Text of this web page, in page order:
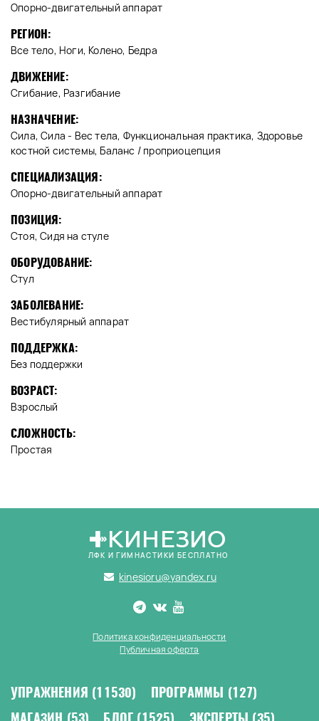
Опорно-двигательный аппарат
РЕГИОН:
Все тело, Ноги, Колено, Бедра
ДВИЖЕНИЕ:
Сгибание, Разгибание
НАЗНАЧЕНИЕ:
Сила, Сила - Вес тела, Функциональная практика, Здоровье
костной системы, Баланс / проприоцепция
СПЕЦИАЛИЗАЦИЯ:
Опорно-двигательный аппарат
ПОЗИЦИЯ:
Стоя, Сидя на стуле
ОБОРУДОВАНИЕ:
Стул
ЗАБОЛЕВАНИЕ:
Вестибулярный аппарат
ПОДДЕРЖКА:
Без поддержки
ВОЗРАСТ:
Взрослый
СЛОЖНОСТЬ:
Простая
КИНЕЗИО
ЛФК И ГИМНАСТИКИ БЕСПЛАТНО
kinesioru@yandex.ru
Политика конфиденциальности
Публичная оферта
УПРАЖНЕНИЯ (11530) ПРОГРАММЫ (127)